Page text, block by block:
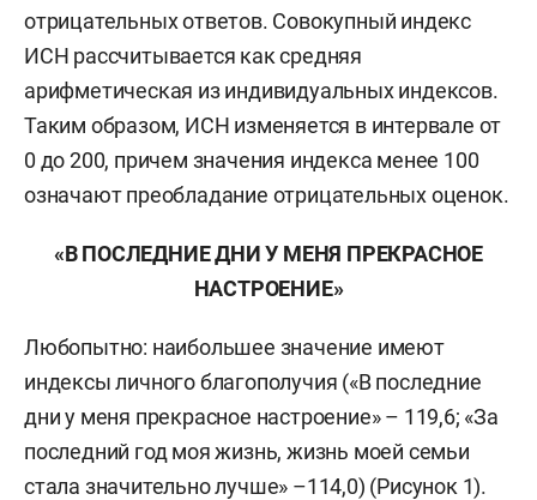
отрицательных ответов. Совокупный индекс
ИСН рассчитывается как средняя
арифметическая из индивидуальных индексов.
Таким образом, ИСН изменяется в интервале от
0 до 200, причем значения индекса менее 100
означают преобладание отрицательных оценок.
«В ПОСЛЕДНИЕ ДНИ У МЕНЯ ПРЕКРАСНОЕ
НАСТРОЕНИЕ»
Любопытно: наибольшее значение имеют
индексы личного благополучия («В последние
дни у меня прекрасное настроение» – 119,6; «За
последний год моя жизнь, жизнь моей семьи
стала значительно лучше» –114,0) (Рисунок 1).